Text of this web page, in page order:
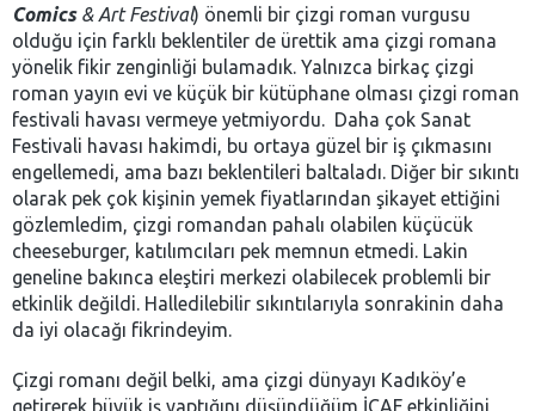
Comics& Art Festival) önemli bir çizgi roman vurgusu
olduğu için farklı beklentiler de ürettik ama çizgi romana
yönelik fikir zenginliği bulamadık. Yalnızca birkaç çizgi
roman yayın evi ve küçük bir kütüphane olması çizgi roman
festivali havası vermeye yetmiyordu. Daha çok Sanat
Festivali havası hakimdi, bu ortaya güzel bir iş çıkmasını
engellemedi, ama bazı beklentileri baltaladı. Diğer bir sıkıntı
olarak pek çok kişinin yemek fiyatlarından şikayet ettiğini
gözlemledim, çizgi romandan pahalı olabilen küçücük
cheeseburger, katılımcıları pek memnun etmedi. Lakin
geneline bakınca eleştiri merkezi olabilecek problemli bir
etkinlik değildi. Halledilebilir sıkıntılarıyla sonrakinin daha
da iyi olacağı fikrindeyim.
Çizgi romanı değil belki, ama çizgi dünyayı Kadıköy’e
getirerek büyük iş yaptığını düşündüğüm İCAF etkinliğini